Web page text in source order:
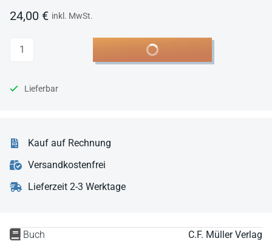
Buch C.F. Müller Verlag
24,00 € inkl. MwSt.
Anzahl In den Warenkorb
Lieferbar
Kauf auf Rechnung
Versandkostenfrei
Lieferzeit 2-3 Werktage